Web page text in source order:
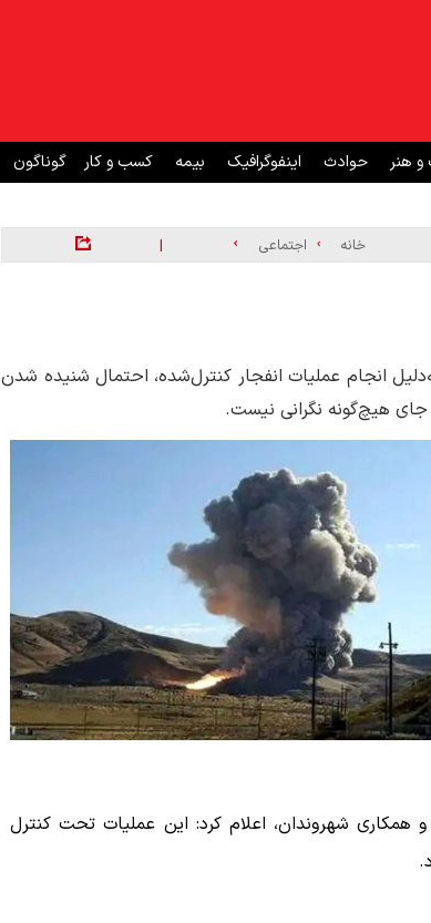
هنر حوادث اینفوگرافیک بیمه کسب و کار گوناگون
خانه اجتماعی |
انجام عملیات انفجار کنترل‌شده، احتمال شنیده شدن
هیچ‌گونه نگرانی نیست.
شهروندان، اعلام کرد: این عملیات تحت کنترل